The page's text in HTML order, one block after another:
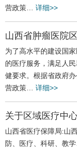
营政策… 详细>>
山西省肿瘤医院
为了高水平的建设国
的医疗服务，满足人
健要求。根据省政府
营政策… 详细>>
关于区域医疗中
山西省医疗保障局:山
防、医疗、科研、教